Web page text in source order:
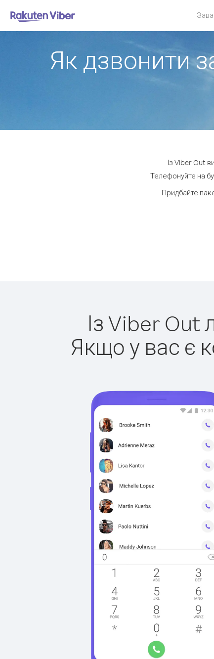
Як дзвонити
Із Viber Out
Телефонуйте на
Придбайте
Із Viber Out
Якщо у вас є